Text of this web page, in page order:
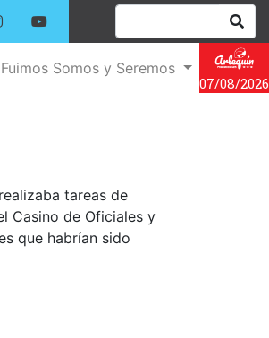
Fuimos Somos y Seremos
07/08/2026
tareas de
Casino de Oficiales y
que habrían sido